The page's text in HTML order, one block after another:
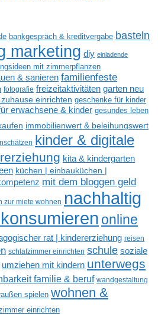
bankgespräch & kreditvergabe basteln
marketing diy einladende
mit zimmerpflanzen
& sanieren familienfeste
fotografie freizeitaktivitäten garten neu
einrichten geschenke für kinder
erwachsene & kinder gesundes leben
immobilienwert & beleihungswert
kinder & digitale
kita & kindergarten
küchen | einbauküchen |
mit dem bloggen geld
zur miete wohnen nachhaltig
online
rat | kindererziehung reisen
schlafzimmer einrichten schule soziale
umziehen mit kindern unterwegs
familie & beruf wandgestaltung
spielen wohnen &
einrichten